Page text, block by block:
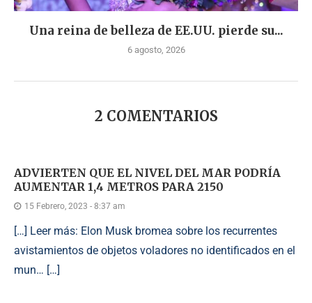
Una reina de belleza de EE.UU. pierde su...
6 agosto, 2026
2 COMENTARIOS
ADVIERTEN QUE EL NIVEL DEL MAR PODRÍA
AUMENTAR 1,4 METROS PARA 2150
15 Febrero, 2023 - 8:37 am
[…] Leer más: Elon Musk bromea sobre los recurrentes
avistamientos de objetos voladores no identificados en el
mun… […]